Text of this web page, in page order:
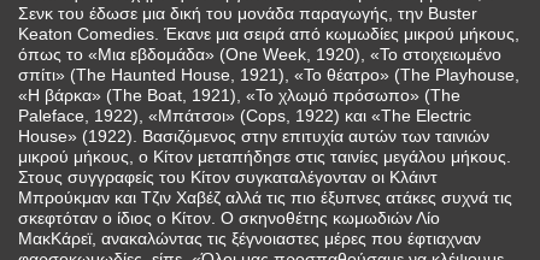
Σενκ του έδωσε μια δική του μονάδα παραγωγής, την Buster
Keaton Comedies. Έκανε μια σειρά από κωμωδίες μικρού μήκους,
όπως το «Μια εβδομάδα» (One Week, 1920), «Το στοιχειωμένο
σπίτι» (The Haunted House, 1921), «Το θέατρο» (The Playhouse,
«Η βάρκα» (The Boat, 1921), «Το χλωμό πρόσωπο» (The
Paleface, 1922), «Μπάτσοι» (Cops, 1922) και «The Electric
House» (1922). Βασιζόμενος στην επιτυχία αυτών των ταινιών
μικρού μήκους, ο Κίτον μεταπήδησε στις ταινίες μεγάλου μήκους.
Στους συγγραφείς του Κίτον συγκαταλέγονταν οι Κλάιντ
Μπρούκμαν και Τζιν Χαβέζ αλλά τις πιο έξυπνες ατάκες συχνά τις
σκεφτόταν ο ίδιος ο Κίτον. Ο σκηνοθέτης κωμωδιών Λίο
ΜακΚάρεϊ, ανακαλώντας τις ξέγνοιαστες μέρες που έφτιαχναν